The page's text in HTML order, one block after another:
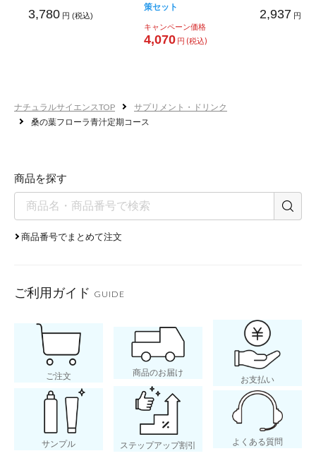
善玉菌が増えて腸
うれしい美肌効果
悪玉菌が減少し、善玉菌が増
成され、肌の調子がぐっと良く
に！
肌の調
3,780 円 (税込)
策セット
キャンペーン価格
4,070 円 (税込)
2,937 円 (税
ナチュラルサイエンスTOP
サプリメント・ドリンク
桑の葉フローラ青汁定期コース
商品を探す
商品番号でまとめて注文
ご利用ガイド GUIDE
ご注文 商品のお届け
お支払い
サンプル ステップアップ割引 よくある質問